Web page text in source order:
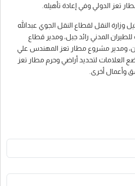
تعز الدولي وفي إعادة تأهيله.
وزارة النقل لقطاع النقل الجوي عبدالله
المدني رائد جبل، ومدير قطاع
ومدير مشروع مطار تعز المهندس علي
العلامات لتحديد أراضي وحرم مطار تعز
وأعمال أخرى.